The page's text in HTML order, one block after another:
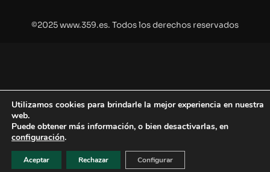
©2025 www.359.es. Todos los derechos reservados
Utilizamos cookies para brindarle la mejor experiencia en nuestra
web.
Puede obtener más información, o bien desactivarlas, en
configuración.
Aceptar Rechazar Configurar